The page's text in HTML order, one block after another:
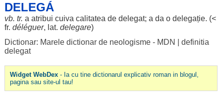
DELEGÁ
vb. tr. a atribui cuiva calitatea de delegat; a da o delegație. (<
fr. déléguer, lat. delegare)
Dictionar: Marele dictionar de neologisme - MDN
definitia
delegat
Widget WebDex- Ia cu tine dictionarul explicativ roman in blogul,
pagina sau site-ul tau!